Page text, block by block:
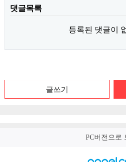
댓글목록
등록된 댓글이
글쓰기
PC버전으로